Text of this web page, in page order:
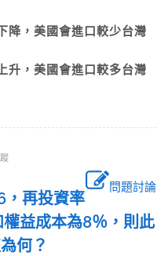
降，美國會進口較少台灣
升，美國會進口較多台灣
問題討論
，再投資率
益成本為8％，則此
為何？